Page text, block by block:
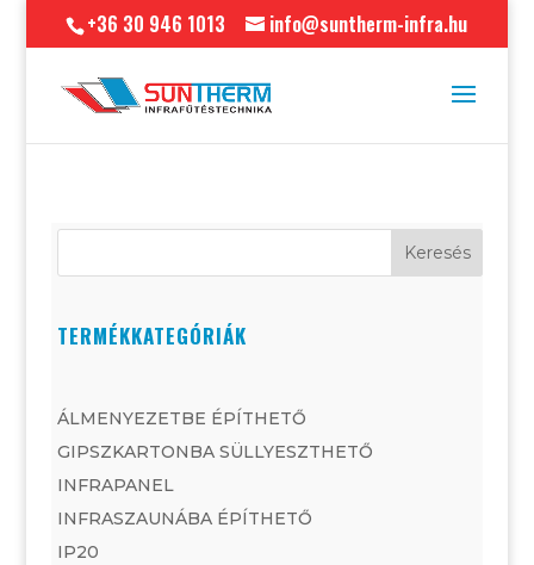
+36 30 946 1013 info@suntherm-infra.hu
Keresés
TERMÉKKATEGÓRIÁK
ÁLMENYEZETBE ÉPÍTHETŐ
GIPSZKARTONBA SÜLLYESZTHETŐ
INFRAPANEL
INFRASZAUNÁBA ÉPÍTHETŐ
IP20